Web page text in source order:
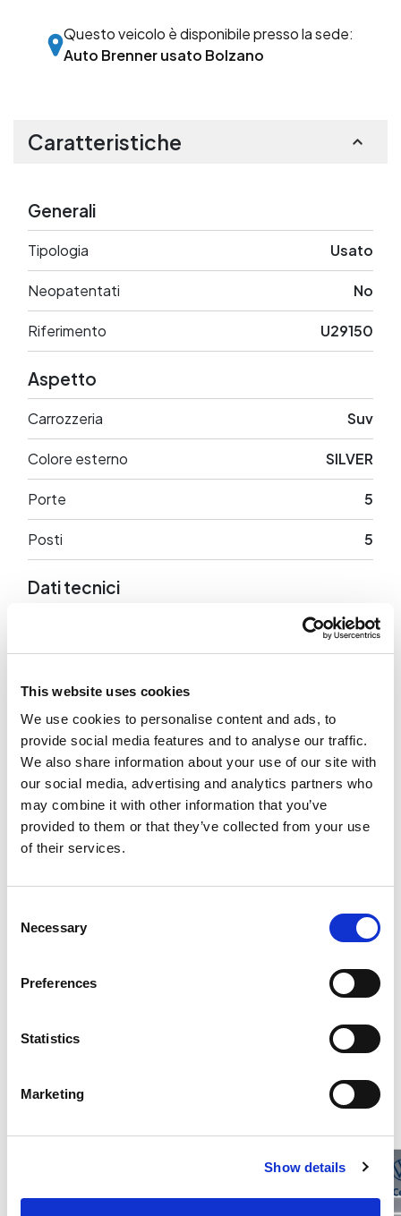
This website uses cookies
We use cookies to personalise content and ads, to
provide social media features and to analyse our traffic.
We also share information about your use of our site with
our social media, advertising and analytics partners who
may combine it with other information that you’ve
provided to them or that they’ve collected from your use
of their services.
Selection
Necessary
Preferences
Statistics
Marketing
Show details
Questo veicolo è disponibile presso la sede:
Auto Brenner usato Bolzano
Caratteristiche
Generali
Tipologia Usato
Neopatentati No
Riferimento U29150
Aspetto
Carrozzeria Suv
Colore esterno SILVER
Porte 5
Posti 5
Dati tecnici
1968 cc
Peso a vuoto 1710 Kg
Optional di serie
Potrebbero interessarti questi veicoli